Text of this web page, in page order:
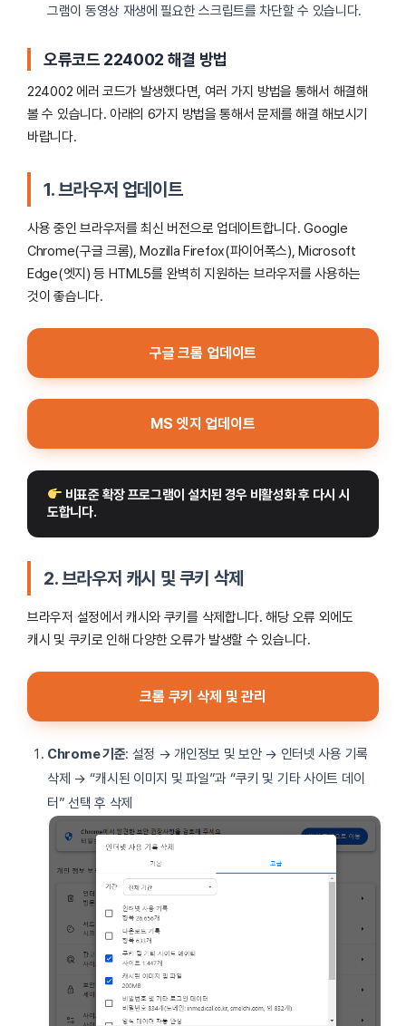
그램이 동영상 재생에 필요한 스크립트를 차단할 수 있습니다.
오류코드 224002 해결 방법
224002 에러 코드가 발생했다면, 여러 가지 방법을 통해서 해결해
볼 수 있습니다. 아래의 6가지 방법을 통해서 문제를 해결 해보시기
바랍니다.
1. 브라우저 업데이트
사용 중인 브라우저를 최신 버전으로 업데이트합니다. Google
Chrome(구글 크롬), Mozilla Firefox(파이어폭스), Microsoft
Edge(엣지) 등 HTML5를 완벽히 지원하는 브라우저를 사용하는
것이 좋습니다.
구글 크롬 업데이트
MS 엣지 업데이트
비표준 확장 프로그램이 설치된 경우 비활성화 후 다시 시
도합니다.
2. 브라우저 캐시 및 쿠키 삭제
브라우저 설정에서 캐시와 쿠키를 삭제합니다. 해당 오류 외에도
캐시 및 쿠키로 인해 다양한 오류가 발생할 수 있습니다.
크롬 쿠키 삭제 및 관리
Chrome 기준: 설정 → 개인정보 및 보안 → 인터넷 사용 기록
삭제 → “캐시된 이미지 및 파일”과 “쿠키 및 기타 사이트 데이
터” 선택 후 삭제